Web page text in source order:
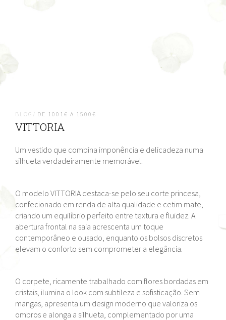
BLOG/ DE 1001€ A 1500€
VITTORIA
Um vestido que combina imponência e delicadeza numa
silhueta verdadeiramente memorável.
O modelo VITTORIA destaca-se pelo seu corte princesa,
confecionado em renda de alta qualidade e cetim mate,
criando um equilíbrio perfeito entre textura e fluidez. A
abertura frontal na saia acrescenta um toque
contemporâneo e ousado, enquanto os bolsos discretos
elevam o conforto sem comprometer a elegância.
O corpete, ricamente trabalhado com flores bordadas em
cristais, ilumina o look com subtileza e sofisticação. Sem
mangas, apresenta um design moderno que valoriza os
ombros e alonga a silhueta, complementado por uma